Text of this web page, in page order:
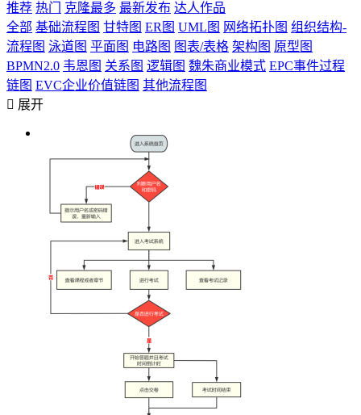
推荐 热门 克隆最多 最新发布 达人作品
全部 基础流程图 甘特图 ER图 UML图 网络拓扑图 组织结构-
流程图 泳道图 平面图 电路图 图表/表格 架构图 原型图
BPMN2.0 韦恩图 关系图 逻辑图 魏朱商业模式 EPC事件过程
链图 EVC企业价值链图 其他流程图
 展开